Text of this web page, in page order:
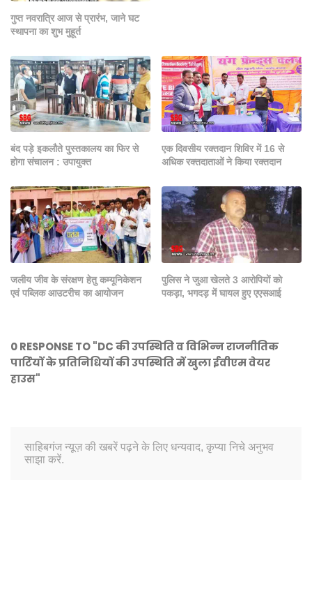
गुप्त नवरात्रि आज से प्रारंभ, जाने घट
स्थापना का शुभ मुहूर्त
बंद पड़े इकलौते पुस्तकालय का फिर से
होगा संचालन : उपायुक्त
एक दिवसीय रक्तदान शिविर में 16 से
अधिक रक्तदाताओं ने किया रक्तदान
जलीय जीव के संरक्षण हेतु कम्यूनिकेशन
एवं पब्लिक आउटरीच का आयोजन
पुलिस ने जुआ खेलते 3 आरोपियों को
पकड़ा, भगदड़ में घायल हुए एएसआई
0 RESPONSE TO "DC की उपस्थिति व विभिन्न राजनीतिक
पार्टियों के प्रतिनिधियों की उपस्थिति में खुला ईवीएम वेयर
हाउस"
साहिबगंज न्यूज़ की खबरें पढ़ने के लिए धन्यवाद, कृप्या निचे अनुभव
साझा करें.